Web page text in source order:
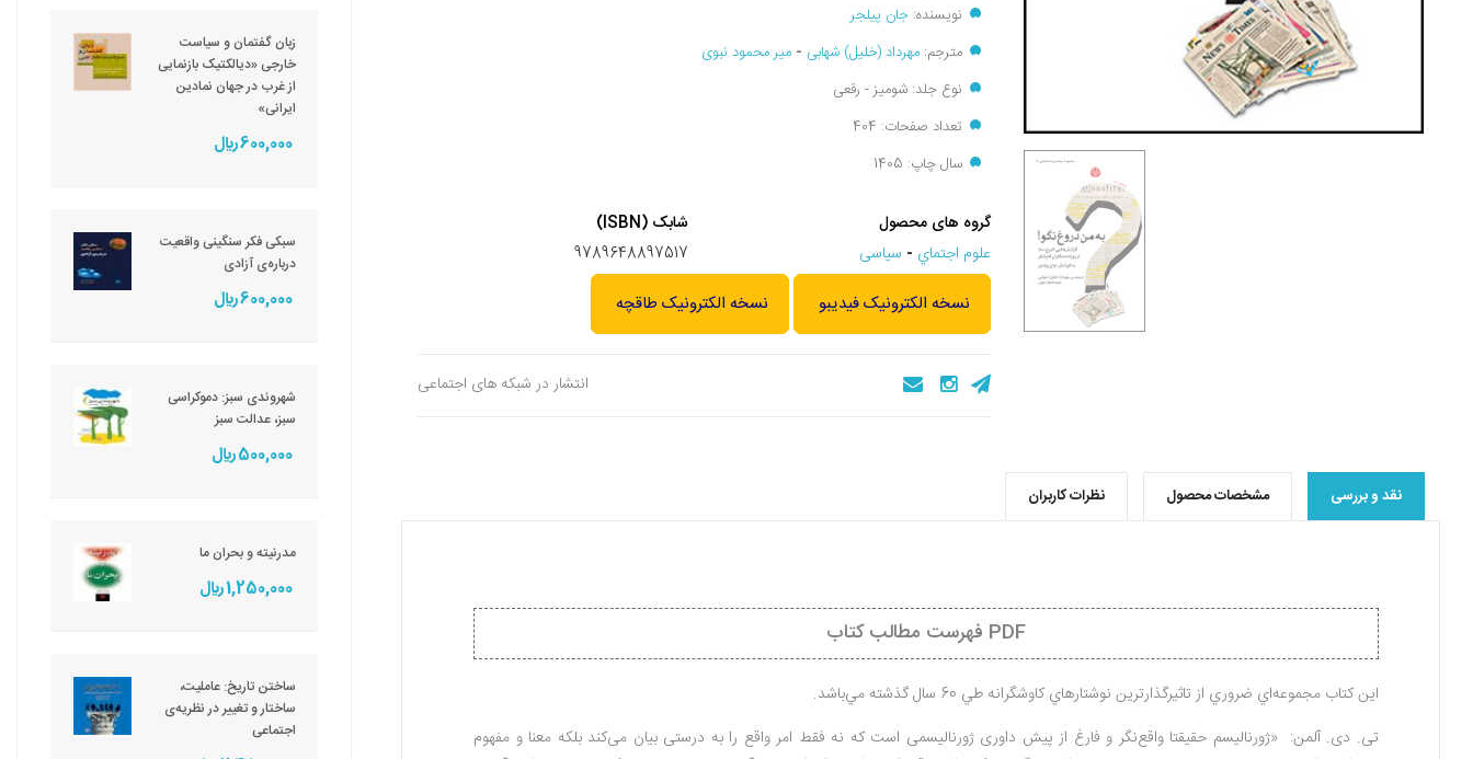
نویسنده: جان پیلجر
مترجم: مهرداد (خلیل) شهابی - میر محمود نبوی
نوع جلد: شومیز - رقعی
تعداد صفحات: 404
سال چاپ: 1405
گروه های محصول
علوم اجتماي - سیاسی
شابک (ISBN)
9789648897517
نسخه الکترونیک فیدیبو نسخه الکترونیک طاقچه
انتشار در شبکه های اجتماعی
نقد و بررسی مشخصات محصول نظرات کاربران
PDF فهرست مطالب کتاب
اين كتاب مجموعه‌اي ضروري از تاثيرگذارترين نوشتارهاي كاوشگرانه طي 60 سال گذشته مي‌باشد.
تی. دی. آلمن: «ژورنالیسم حقیقتا واقع‌نگر و فارغ از پیش داوری ژورنالیسمی است که نه فقط امر واقع را به درستی بیان می‌کند بلکه معنا و مفهوم
زبان گفتمان و سیاست
خارجی «دیالکتیک بازنمایی
از غرب در جهان نمادین
ایرانی»
600,000 ريال
سبکی فکر سنگینی واقعیت
درباره‌ی آزادی
600,000 ريال
شهروندی سبز: دموکراسی
سبز، عدالت سبز
500,000 ريال
مدرنیته و بحران ما
1,250,000 ريال
ساختن تاریخ: عاملیت،
ساختار و تغییر در نظریه‌ی
اجتماعی